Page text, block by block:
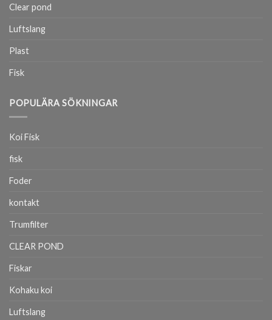
Clear pond
Luftslang
Plast
Fisk
POPULÄRA SÖKNINGAR
Koi Fisk
fisk
Foder
kontakt
Trumfilter
CLEAR POND
Fiskar
Kohaku koi
Luftslang